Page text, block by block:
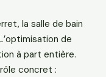
la salle de bain
de
à part entière.
concret :